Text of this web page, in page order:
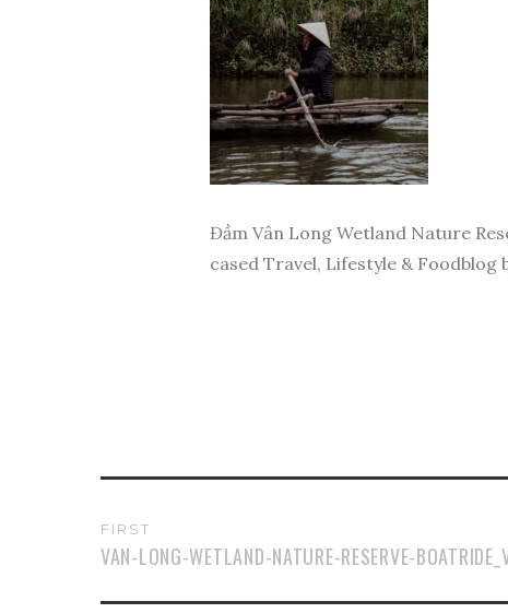
Đầm Vân Long Wetland Nature
cased Travel, Lifestyle & Foodblog
FIRST
VAN-LONG-WETLAND-NATURE-RESERVE-